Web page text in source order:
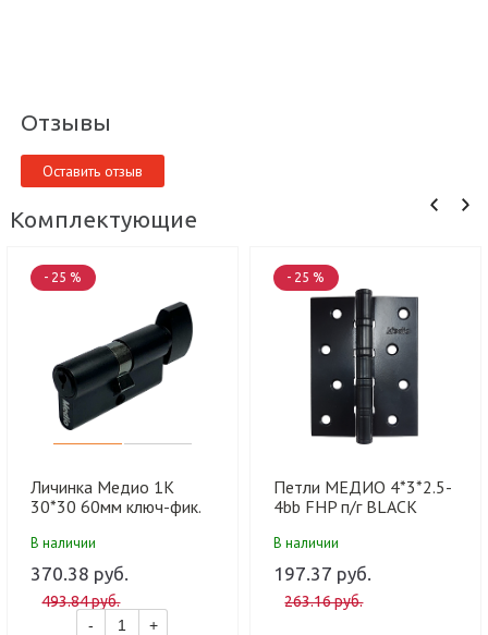
Отзывы
Оставить отзыв
Комплектующие
- 25 %
Личинка Медио 1K
30*30 60мм ключ-фик.
черный (60 шт)
В наличии
370.38 руб.
493.84 руб.
-
+
- 25 %
Петли МЕДИО 4*3*2.5-
4bb FHP п/г BLACK
шт)
В наличии
197.37 руб.
263.16 руб.